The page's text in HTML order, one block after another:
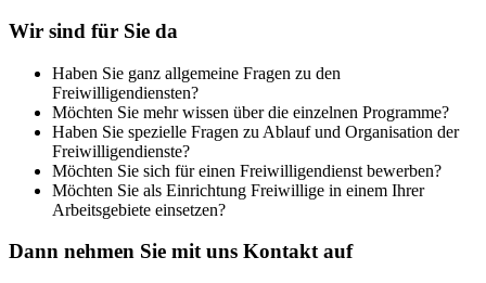
Wir sind für Sie da
Haben Sie ganz allgemeine Fragen zu den
Freiwilligendiensten?
Möchten Sie mehr wissen über die einzelnen Programme?
Haben Sie spezielle Fragen zu Ablauf und Organisation der
Freiwilligendienste?
Möchten Sie sich für einen Freiwilligendienst bewerben?
Möchten Sie als Einrichtung Freiwillige in einem Ihrer
Arbeitsgebiete einsetzen?
Dann nehmen Sie mit uns Kontakt auf